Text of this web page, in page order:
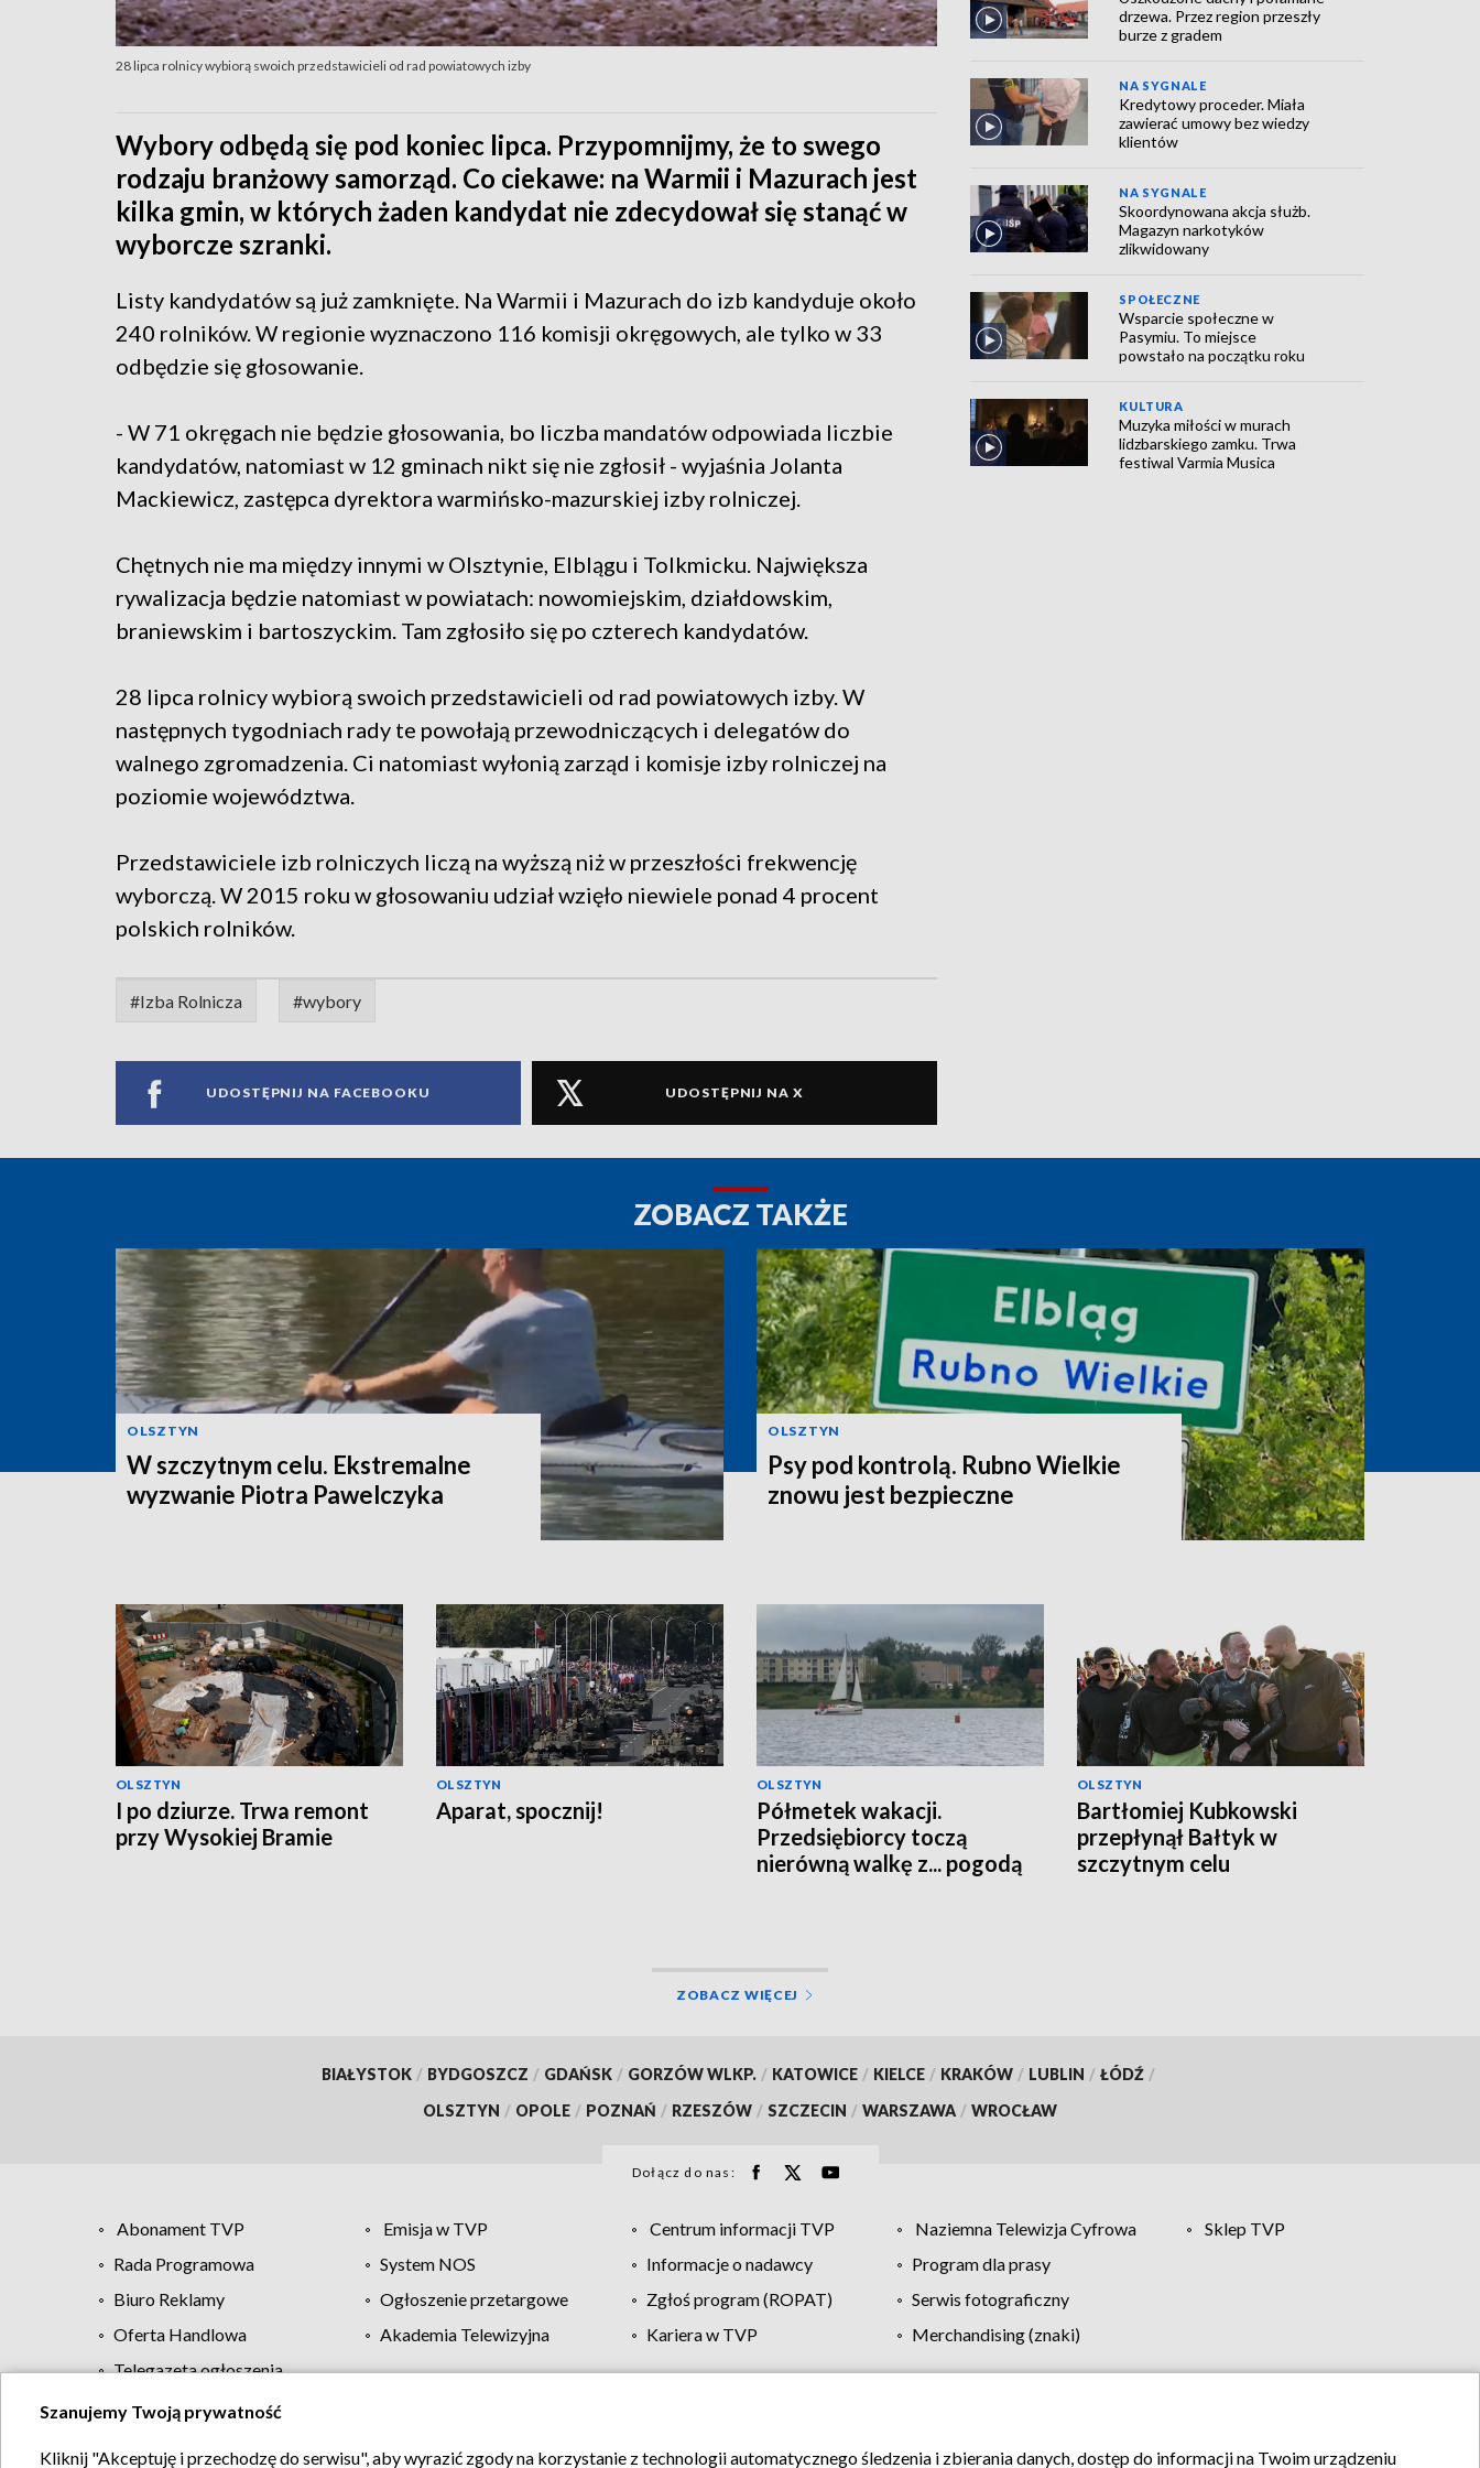
28 lipca rolnicy wybiorą swoich przedstawicieli od rad powiatowych izby
Wybory odbędą się pod koniec lipca. Przypomnijmy, że to swego
rodzaju branżowy samorząd. Co ciekawe: na Warmii i Mazurach jest
kilka gmin, w których żaden kandydat nie zdecydował się stanąć w
wyborcze szranki.
Listy kandydatów są już zamknięte. Na Warmii i Mazurach do izb kandyduje około
240 rolników. W regionie wyznaczono 116 komisji okręgowych, ale tylko w 33
odbędzie się głosowanie.
- W 71 okręgach nie będzie głosowania, bo liczba mandatów odpowiada liczbie
kandydatów, natomiast w 12 gminach nikt się nie zgłosił - wyjaśnia Jolanta
Mackiewicz, zastępca dyrektora warmińsko-mazurskiej izby rolniczej.
Chętnych nie ma między innymi w Olsztynie, Elblągu i Tolkmicku. Największa
rywalizacja będzie natomiast w powiatach: nowomiejskim, działdowskim,
braniewskim i bartoszyckim. Tam zgłosiło się po czterech kandydatów.
28 lipca rolnicy wybiorą swoich przedstawicieli od rad powiatowych izby. W
następnych tygodniach rady te powołają przewodniczących i delegatów do
walnego zgromadzenia. Ci natomiast wyłonią zarząd i komisje izby rolniczej na
poziomie województwa.
Przedstawiciele izb rolniczych liczą na wyższą niż w przeszłości frekwencję
wyborczą. W 2015 roku w głosowaniu udział wzięło niewiele ponad 4 procent
polskich rolników.
#Izba Rolnicza #wybory
UDOSTĘPNIJ NA FACEBOOKU UDOSTĘPNIJ NA X
drzewa. Przez region przeszły
burze z gradem
NA SYGNALE
Kredytowy proceder. Miała
zawierać umowy bez wiedzy
klientów
NA SYGNALE
Skoordynowana akcja służb.
Magazyn narkotyków
zlikwidowany
SPOŁECZNE
Wsparcie społeczne w
Pasymiu. To miejsce
powstało na początku roku
KULTURA
Muzyka miłości w murach
lidzbarskiego zamku. Trwa
festiwal Varmia Musica
ZOBACZ TAKŻE
OLSZTYN
W szczytnym celu. Ekstremalne
wyzwanie Piotra Pawelczyka
OLSZTYN
Psy pod kontrolą. Rubno Wielkie
znowu jest bezpieczne
OLSZTYN
I po dziurze. Trwa remont
przy Wysokiej Bramie
OLSZTYN
Aparat, spocznij!
OLSZTYN
Półmetek wakacji.
Przedsiębiorcy toczą
nierówną walkę z... pogodą
OLSZTYN
Bartłomiej Kubkowski
przepłynął Bałtyk w
szczytnym celu
ZOBACZ WIĘCEJ
BIAŁYSTOK / BYDGOSZCZ / GDAŃSK / GORZÓW WLKP. / KATOWICE / KIELCE / KRAKÓW / LUBLIN / ŁÓDŹ /
OLSZTYN / OPOLE / POZNAŃ / RZESZÓW / SZCZECIN / WARSZAWA / WROCŁAW
Dołącz do nas:
Abonament TVP Emisja w TVP Centrum informacji TVP Naziemna Telewizja Cyfrowa
Sklep TVP
Rada Programowa
System NOS Informacje o nadawcy
Program dla prasy
Biuro Reklamy
Ogłoszenie przetargowe Zgłoś program (ROPAT)
Serwis fotograficzny
Oferta Handlowa
Akademia Telewizyjna Kariera w TVP
Merchandising (znaki)
Telegazeta ogłoszenia
Regulamin TVP Polityka prywatności Moje zgody Pomoc Biuro reklamy Kontakt
Szanujemy Twoją prywatność
Kliknij "Akceptuję i przechodzę do serwisu", aby wyrazić zgody na korzystanie z technologii automatycznego śledzenia i zbierania danych, dostęp do informacji na Twoim urządzeniu